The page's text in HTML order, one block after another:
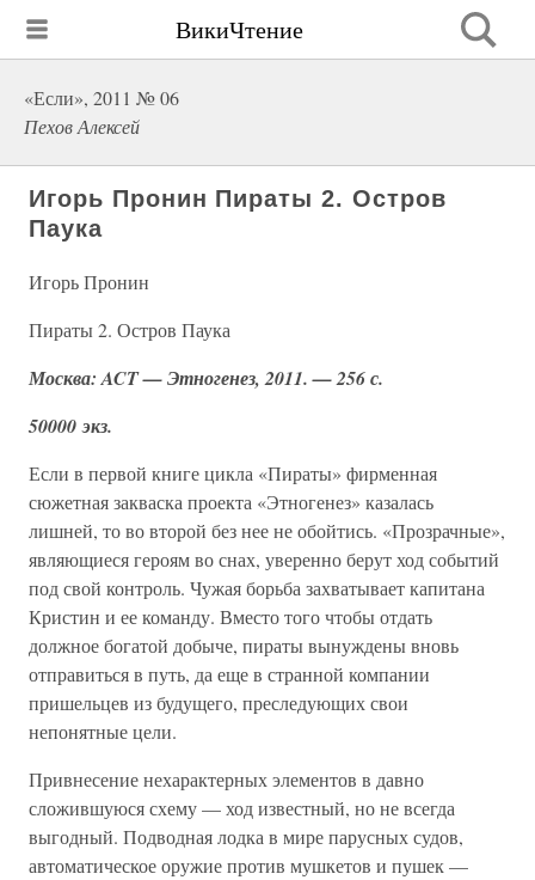
ВикиЧтение
«Если», 2011 № 06
Пехов Алексей
Игорь Пронин Пираты 2. Остров
Паука
Игорь Пронин
Пираты 2. Остров Паука
Москва: ACT — Этногенез, 2011. — 256 с.
50000 экз.
Если в первой книге цикла «Пираты» фирменная
сюжетная закваска проекта «Этногенез» казалась
лишней, то во второй без нее не обойтись. «Прозрачные»,
являющиеся героям во снах, уверенно берут ход событий
под свой контроль. Чужая борьба захватывает капитана
Кристин и ее команду. Вместо того чтобы отдать
должное богатой добыче, пираты вынуждены вновь
отправиться в путь, да еще в странной компании
пришельцев из будущего, преследующих свои
непонятные цели.
Привнесение нехарактерных элементов в давно
сложившуюся схему — ход известный, но не всегда
выгодный. Подводная лодка в мире парусных судов,
автоматическое оружие против мушкетов и пушек —